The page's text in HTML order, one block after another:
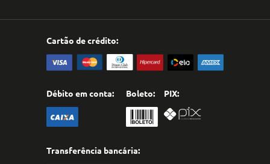
Cartão de crédito:
Débito em conta: Boleto: PIX:
Transferência bancária: